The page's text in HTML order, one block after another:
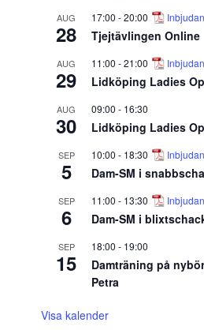
AUG
28
17:00 -20:00 Inbjudan
Tjejtävlingen Online
AUG
29
11:00 -21:00 Inbjudan
Lidköping Ladies
AUG
30
09:00 - 16:30
Lidköping Ladies
SEP
5
10:00 - 18:30 Inbjudan
Dam-SM i
SEP
6
11:00 - 13:30 Inbjudan
Dam-SM i
SEP
15
18:00 - 19:00
Damträning på
Petra
Visa kalender